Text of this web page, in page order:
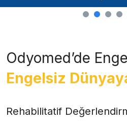
Odyomed’de
Engelsiz
Rehabilitatif